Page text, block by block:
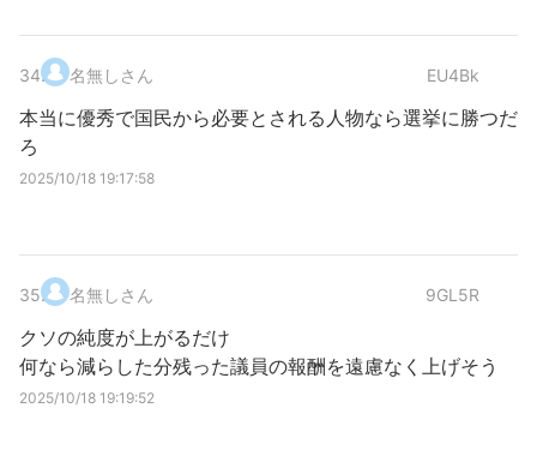
34. 名無しさん EU4Bk
本当に優秀で国民から必要とされる人物なら選挙に勝つだ
ろ
2025/10/18 19:17:58
35. 名無しさん 9GL5R
クソの純度が上がるだけ
何なら減らした分残った議員の報酬を遠慮なく上げそう
2025/10/18 19:19:52